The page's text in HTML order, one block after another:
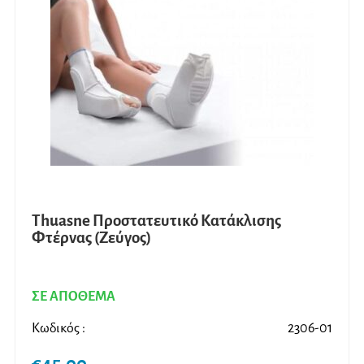
Thuasne Προστατευτικό Κατάκλισης
Φτέρνας (Ζεύγος)
ΣΕ ΑΠΟΘΕΜΑ
Κωδικός : 2306-01